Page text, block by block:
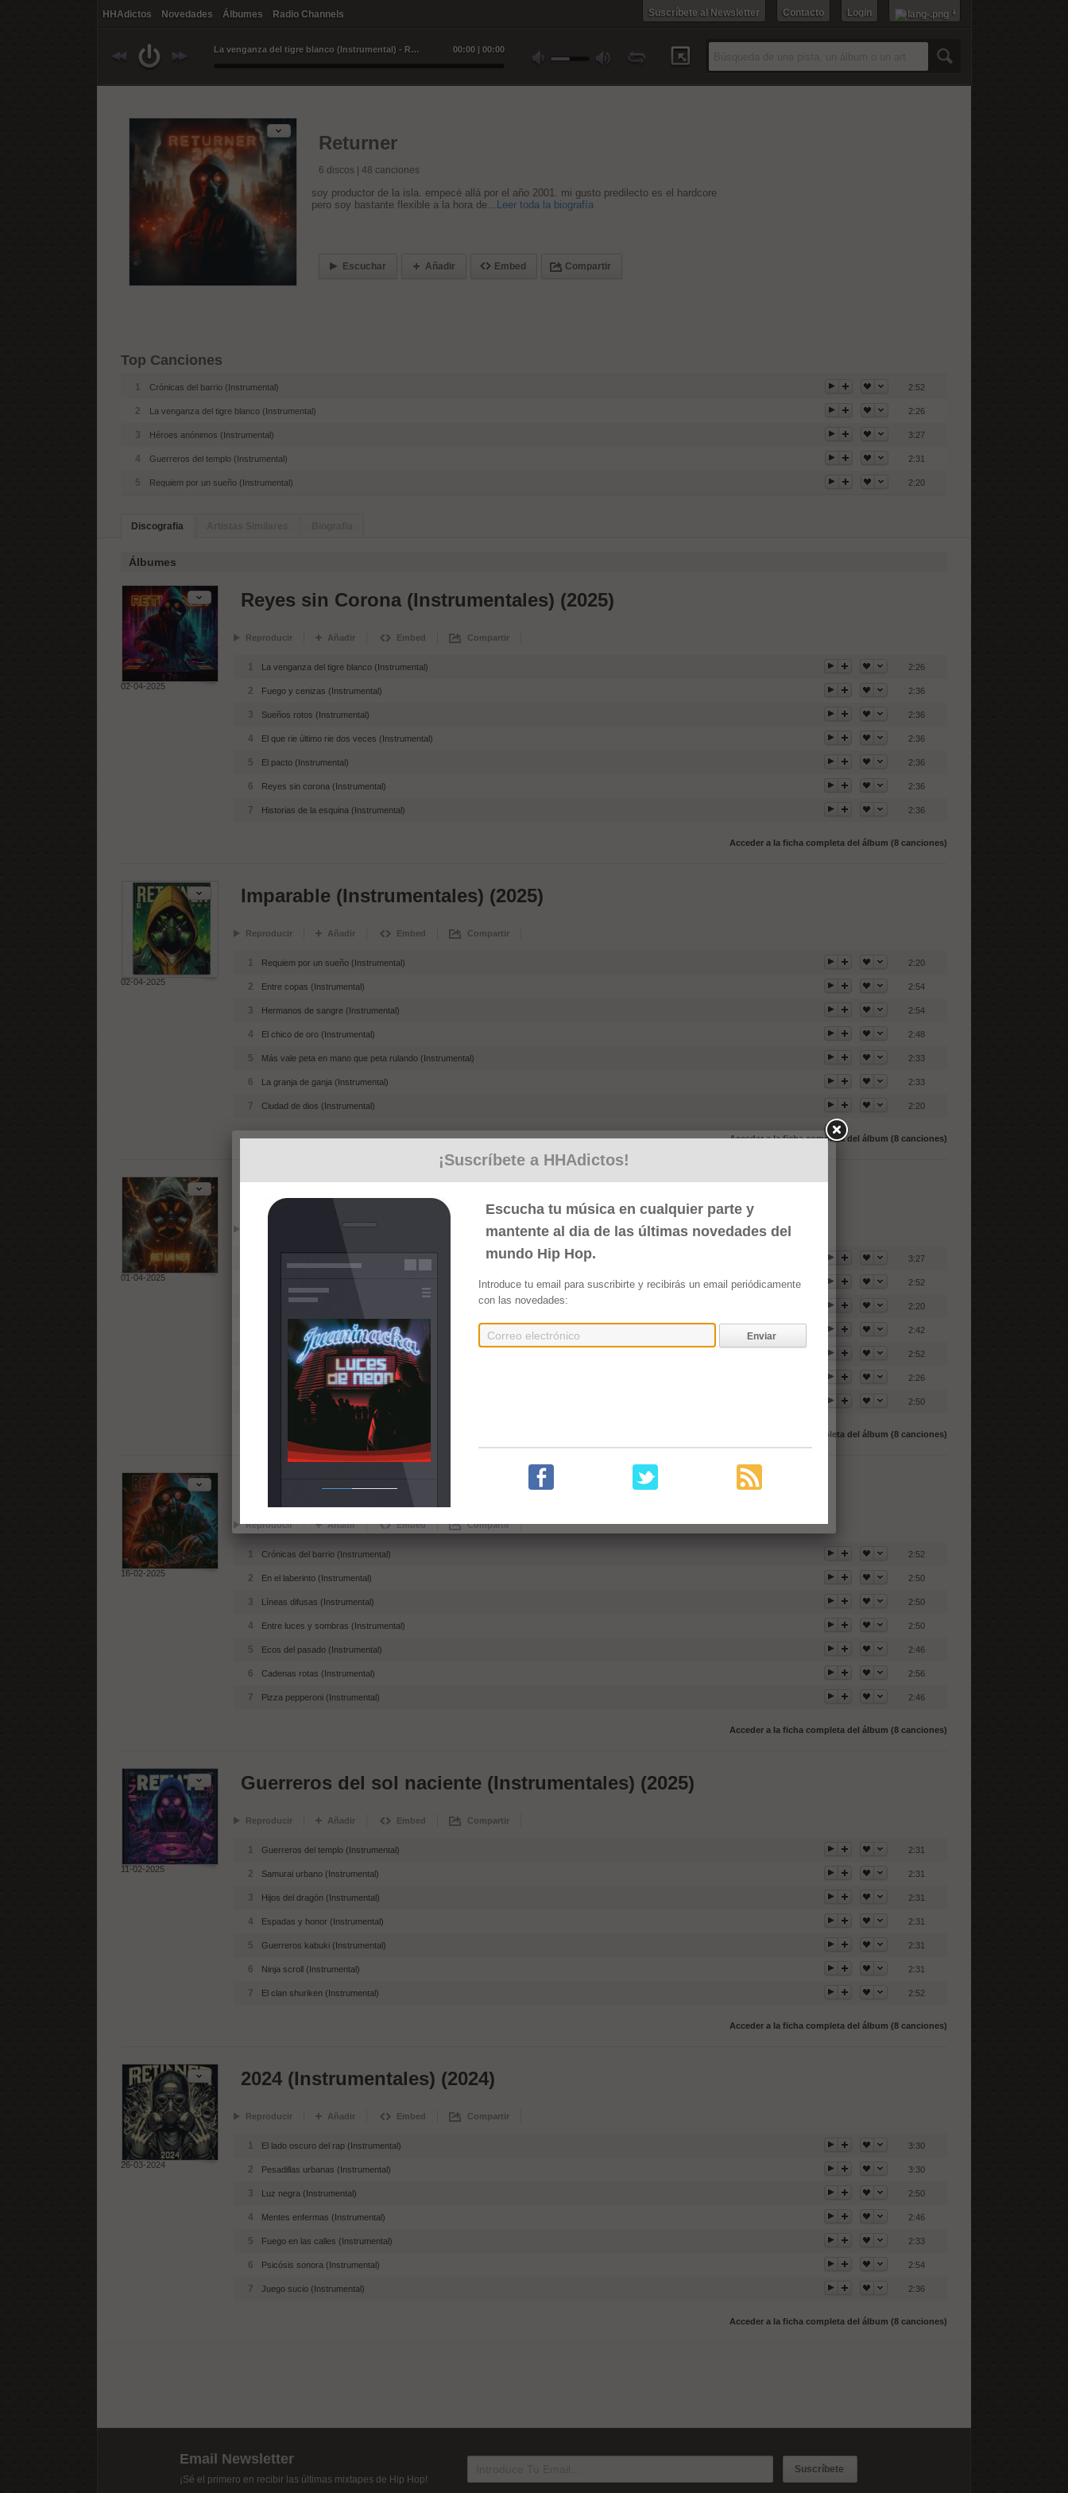
HHAdictos Novedades Álbumes Radio Channels Login
Contacto
Suscríbete al Newsletter
La venganza del tigre blanco (Instrumental) - Returner 00:00 | 00:00
Returner
6 discos | 48 canciones
soy productor de la isla. empecé allá por el año 2001. mi gusto predilecto es el hardcore
pero soy bastante flexible a la hora de... Leer toda la biografía
Escuchar Añadir Embed Compartir
Top Canciones
1 Crónicas del barrio (Instrumental) 2:52
2 La venganza del tigre blanco (Instrumental) 2:26
3 Héroes anónimos (Instrumental) 3:27
4 Guerreros del templo (Instrumental) 2:31
5 Requiem por un sueño (Instrumental) 2:20
Discografia
Álbumes
02-04-2025
Reyes sin Corona (Instrumentales) (2025)
Reproducir Añadir Embed Compartir
1 La venganza del tigre blanco (Instrumental) 2:26
2 Fuego y cenizas (Instrumental) 2:36
3 Sueños rotos (Instrumental) 2:36
4 El que rie último rie dos veces (Instrumental) 2:36
5 El pacto (Instrumental) 2:36
6 Reyes sin corona (Instrumental) 2:36
7 Historias de la esquina (Instrumental) 2:36
Acceder a la ficha completa del álbum (8 canciones)
02-04-2025
Imparable (Instrumentales) (2025)
Reproducir Añadir Embed Compartir
1 Requiem por un sueño (Instrumental) 2:20
2 Entre copas (Instrumental) 2:54
3 Hermanos de sangre (Instrumental) 2:54
4 El chico de oro (Instrumental) 2:48
5 Más vale peta en mano que peta rulando (Instrumental) 2:33
6 La granja de ganja (Instrumental) 2:33
7 Ciudad de dios (Instrumental) 2:20
Acceder a la ficha completa del álbum (8 canciones)
01-04-2025
Añadir Compartir
3:27
2:52
2:20
Senderos peligrosos (Instrumental) 2:42
Sombras de la mente (Instrumental) 2:52
Los señores de la guerra (Instrumental) 2:26
Fragmentos de la realidad (Instrumental) 2:50
Acceder a la ficha completa del álbum (8 canciones)
16-02-2025
El arte del flow (Instrumentales) (2025)
Reproducir Añadir Embed Compartir
1 Crónicas del barrio (Instrumental) 2:52
2 En el laberinto (Instrumental) 2:50
3 Líneas difusas (Instrumental) 2:50
4 Entre luces y sombras (Instrumental) 2:50
5 Ecos del pasado (Instrumental) 2:46
6 Cadenas rotas (Instrumental) 2:56
7 Pizza pepperoni (Instrumental) 2:46
Acceder a la ficha completa del álbum (8 canciones)
11-02-2025
Guerreros del sol naciente (Instrumentales) (2025)
Reproducir Añadir Embed Compartir
1 Guerreros del templo (Instrumental) 2:31
2 Samurai urbano (Instrumental) 2:31
3 Hijos del dragón (Instrumental) 2:31
4 Espadas y honor (Instrumental) 2:31
5 Guerreros kabuki (Instrumental) 2:31
6 Ninja scroll (Instrumental) 2:31
7 El clan shuriken (Instrumental) 2:52
Acceder a la ficha completa del álbum (8 canciones)
26-03-2024
2024 (Instrumentales) (2024)
Reproducir Añadir Embed Compartir
1 El lado oscuro del rap (Instrumental) 3:30
2 Pesadillas urbanas (Instrumental) 3:30
3 Luz negra (Instrumental) 2:50
4 Mentes enfermas (Instrumental) 2:46
5 Fuego en las calles (Instrumental) 2:33
6 Psicósis sonora (Instrumental) 2:54
7 Juego sucio (Instrumental) 2:36
Acceder a la ficha completa del álbum (8 canciones)
Email Newsletter
¡Sé el primero en recibir las últimas mixtapes de Hip Hop!
Suscríbete
¡Suscríbete a HHAdictos!
Escucha tu música en cualquier parte y
mantente al dia de las últimas novedades del
mundo Hip Hop.
Introduce tu email para suscribirte y recibirás un email periódicamente
con las novedades:
Enviar